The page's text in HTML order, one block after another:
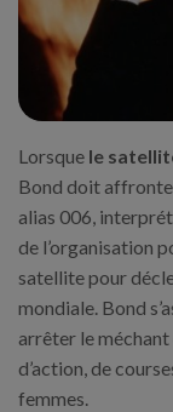
Lorsque le
Bond doit
alias 006,
de l’organisation
satellite pour
mondiale. Bond
arrêter le
d’action, de
femmes.